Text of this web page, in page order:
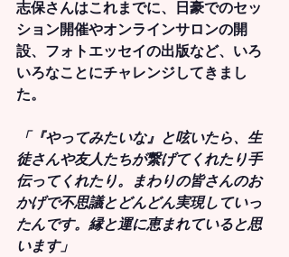
志保さんはこれまでに、日豪でのセッ
ション開催やオンラインサロンの開
設、フォトエッセイの出版など、いろ
いろなことにチャレンジしてきまし
た。
「『やってみたいな』と呟いたら、生
徒さんや友人たちが繋げてくれたり手
伝ってくれたり。まわりの皆さんのお
かげで不思議とどんどん実現していっ
たんです。縁と運に恵まれていると思
います」